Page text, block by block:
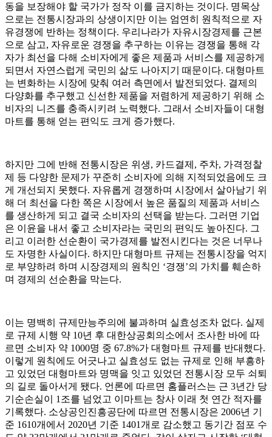
동을 보장해야 할 국가가 정작 이를 금지하는 것이다. 명목상
으로는 전통시장과의 상생이지만 이는 엄연히 원칙적으로 자
유경쟁에 반하는 정책이다. 우리나라가 자유시장경제를 근본
으로 삼고, 자유로운 경쟁을 추구하는 이유는 경쟁을 통해 각
자가 최선을 다해 소비자에게 좋은 제품과 서비스를 제공하게
되면서 자연스럽게 국민의 삶도 나아지기 때문이다. 대형마트
는 변화하는 시장에 맞춰 여러 측면에서 발전되었다. 결제의
다양화를 추구했고 신선한 제품을 저렴하게 제공하기 위해 소
비자의 니즈를 충족시키려 노력했다. 그래서 소비자들이 대형
마트를 통해 얻는 편익도 크게 증가했다.
하지만 그에 반해 전통시장은 위생, 카드결제, 주차, 가격정찰
제 등 다양한 문제가 꾸준히 소비자에 의해 지적되었음에도 크
게 개선되지 못했다. 자유롭게 경쟁하며 시장에서 살아남기 위
해 더 최선을 다한 쪽은 시장에서 높은 품질의 제품과 서비스
를 생산하게 되고 결국 소비자의 선택을 받는다. 그러면 기업
은 이윤을 내서 좋고 소비자라는 국민의 편익도 높아진다. 그
리고 이러한 선순환이 국가경제를 발전시킨다는 것은 너무나
도 자명한 사실이다. 하지만 대형마트 규제는 전통시장을 억지
로 부양하려 하며 시장경제의 원칙인 ‘경쟁’의 가치를 훼손하
며 경제의 선순환을 막는다.
이는 명백히 규제만능주의에 불과하며 실효성조차 없다. 실제
로 규제 시행 약 10년 후 대한상공회의소에서 조사한 바에 따
르면 소비자 약 1000명 중 67.8%가 대형마트 규제를 반대했다.
이렇게 원칙에도 어긋나고 실효성도 없는 규제로 인해 부흥하
고 있었던 대형마트와 명맥을 잇고 있었던 전통시장 모두 쇠퇴
의 길로 돌아서게 됐다. 언론에 따르면 홈플러스는 근 3년간 당
기순손실이 1조를 넘었고 이마트는 창사 이래 첫 연간 적자를
기록했다. 소상공인진흥공단에 따르면 전통시장은 2006년 기
준 1610개에서 2020년 기준 1401개로 감소했고 동기간 점포 수